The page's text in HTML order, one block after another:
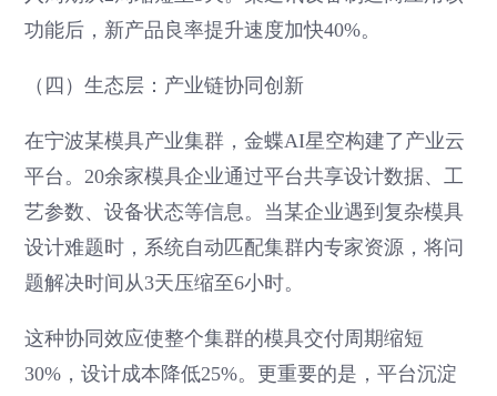
功能后，新产品良率提升速度加快40%。
（四）生态层：产业链协同创新
在宁波某模具产业集群，金蝶AI星空构建了产业云
平台。20余家模具企业通过平台共享设计数据、工
艺参数、设备状态等信息。当某企业遇到复杂模具
设计难题时，系统自动匹配集群内专家资源，将问
题解决时间从3天压缩至6小时。
这种协同效应使整个集群的模具交付周期缩短
30%，设计成本降低25%。更重要的是，平台沉淀